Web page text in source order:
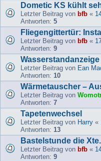
Dometic KS kühlt
Letzter Beitrag von bfb «
Antworten: 5
Fliegengittertür:
Letzter Beitrag von bfb «
Antworten: 9
Wasserstandanzeige
Letzter Beitrag von Ean
Antworten: 10
Wärmetauscher –
Letzter Beitrag von
Antworten: 7
Tapetenwechsel
Letzter Beitrag von Harry «
Antworten: 13
Bastelstunde die Xte.
Letzter Beitrag von bfb «
Antworten: 9